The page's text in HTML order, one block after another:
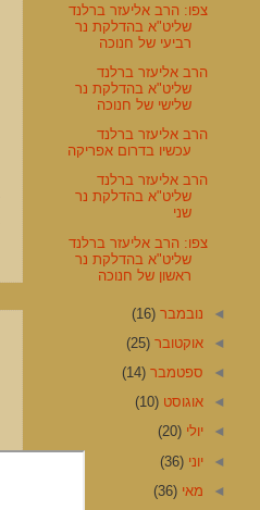
צפו: הרב אליעזר ברלנד
שליט"א בהדלקת נר
רביעי של חנוכה
הרב אליעזר ברלנד
שליט"א בהדלקת נר
שלישי של חנוכה
הרב אליעזר ברלנד
עכשיו בדרום אפריקה
הרב אליעזר ברלנד
שליט"א בהדלקת נר
שני
צפו: הרב אליעזר ברלנד
שליט"א בהדלקת נר
ראשון של חנוכה
◄ נובמבר(16)
◄אוקטובר(25)
◄ ספטמבר(14)
◄אוגוסט(10)
◄יולי(20)
◄יוני(36)
◄ מאי(36)